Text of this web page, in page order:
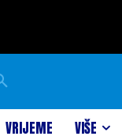
VRIJEME VIŠE